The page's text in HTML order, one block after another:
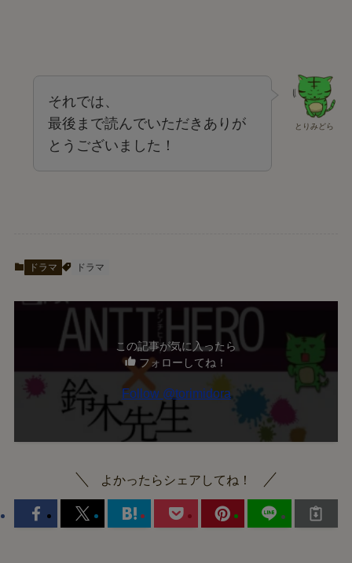
とりみどら
それでは、
最後まで読んでいただきありが
とうございました！
ドラマ ドラマ
この記事が気に入ったら
フォローしてね！
Follow @torimidora
よかったらシェアしてね！